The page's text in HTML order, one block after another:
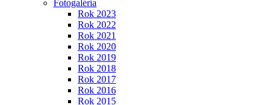
Fotogaléria
Rok 2023
Rok 2022
Rok 2021
Rok 2020
Rok 2019
Rok 2018
Rok 2017
Rok 2016
Rok 2015